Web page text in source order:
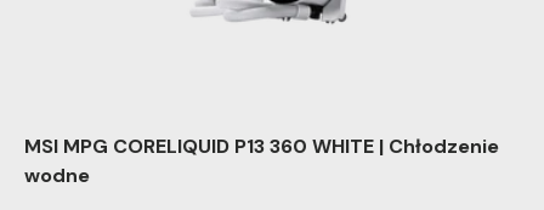
MSI MPG CORELIQUID P13 360 WHITE | Chłodzenie
wodne